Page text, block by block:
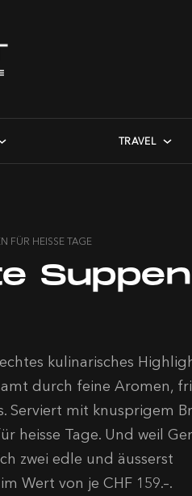
TRAVEL
FÜR HEISSE TAGE
Suppen
kulinarisches
durch feine Aromen,
Serviert mit knusprigem
heisse Tage. Und weil
zwei edle und äusserst
Wert von je CHF 159.–.